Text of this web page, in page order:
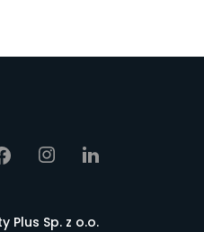
Plus Sp. z o.o.